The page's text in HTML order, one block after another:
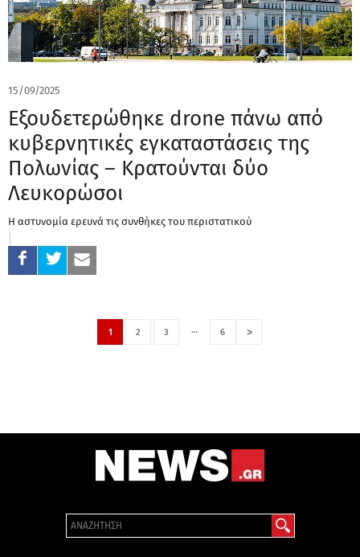
15/09/2025
Εξουδετερώθηκε drone πάνω από
κυβερνητικές εγκαταστάσεις της
Πολωνίας – Κρατούνται δύο
Λευκορώσοι
Η αστυνομία ερευνά τις συνθήκες του περιστατικού
1 2 3 … 6 >